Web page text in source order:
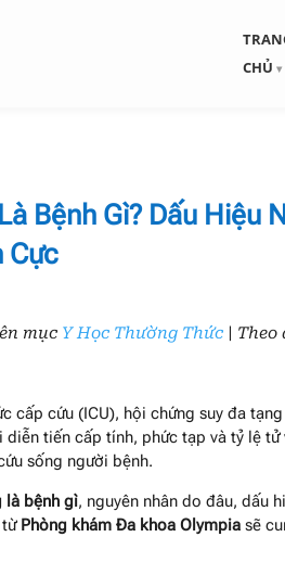
CHỦ
Bệnh Gì? Dấu Hiệu
Cực
mục Y Học Thường Thức |
cấp cứu (ICU), hội chứng suy đa
diễn tiến cấp tính, phức tạp và tỷ lệ
sống người bệnh.
là bệnh gì, nguyên nhân do đâu, dấu
từ Phòng khám Đa khoa Olympia sẽ